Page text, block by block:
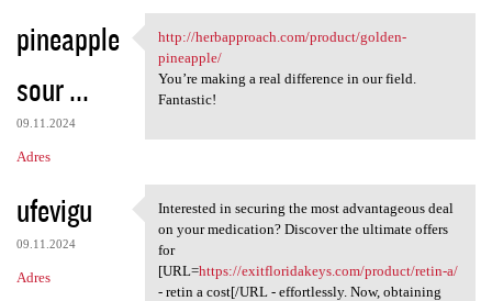
pineapple
sour ...
09.11.2024
Adres
http://herbapproach.com
http://herbapproach.com/product/golden-
pineapple/
You’re making a real difference in our field.
Fantastic!
ufevigu
09.11.2024
Adres
Interested in securing the
Interested in securing the most advantageous deal
on your medication? Discover the ultimate offers
for
[URL=https://exitfloridakeys.com/product/retin-a/
- retin a cost[/URL - effortlessly. Now, obtaining